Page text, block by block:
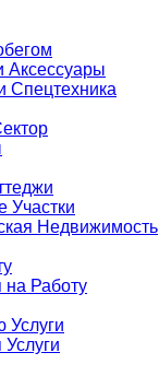
Аксессуары
Спецтехника
Участки
Недвижимость
на Работу
Услуги